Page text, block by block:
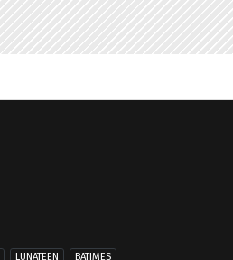
LUNATEEN BATIMES